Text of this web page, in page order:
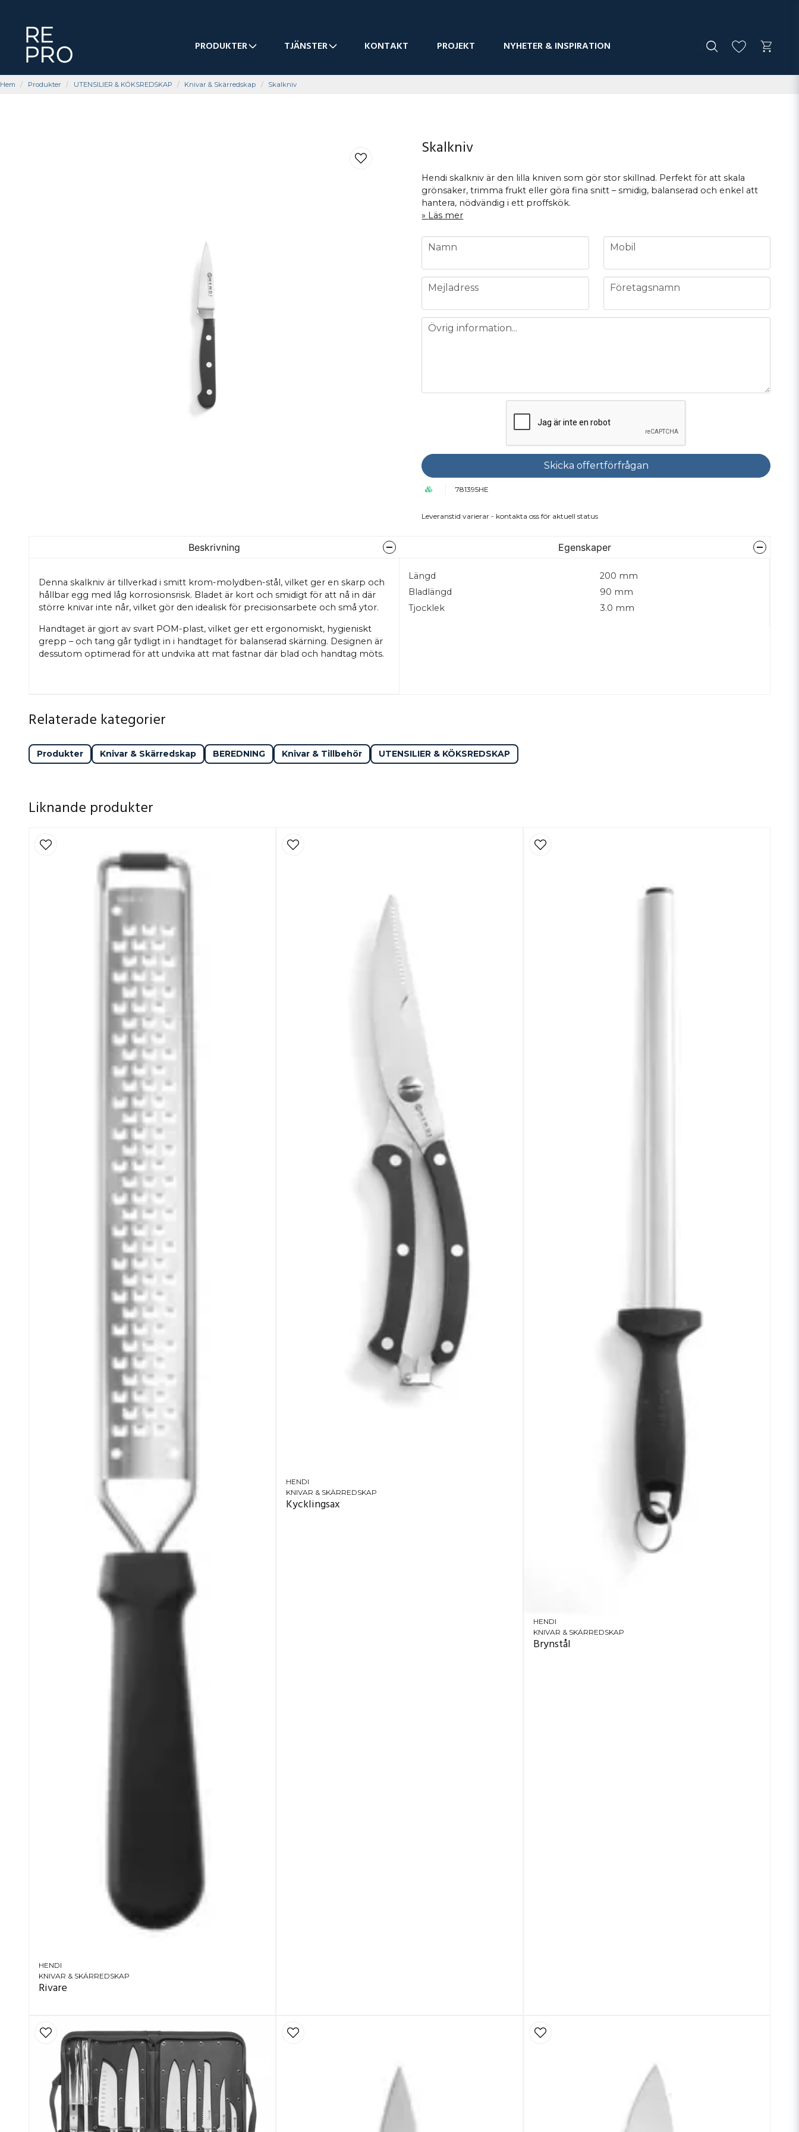
PRODUKTER TJÄNSTER KONTAKT PROJEKT NYHETER & INSPIRATION
Hem Produkter UTENSILIER & KÖKSREDSKAP Knivar & Skärredskap Skalkniv
Skalkniv
Hendi skalkniv är den lilla kniven som gör stor skillnad. Perfekt för att skala
grönsaker, trimma frukt eller göra fina snitt – smidig, balanserad och enkel att
hantera, nödvändig i ett proffskök.
Läs mer
name
Namn
email
Mejladress
phone
Mobil
company
Företagsnamn
message
Övrig information...
Skicka offertförfrågan
781395HE
Leveranstid varierar - kontakta oss för aktuell status
Beskrivning
Denna skalkniv är tillverkad i smitt krom-molydben-stål, vilket ger en skarp och
hållbar egg med låg korrosionsrisk. Bladet är kort och smidigt för att nå in där
större knivar inte når, vilket gör den idealisk för precisionsarbete och små ytor.
Handtaget är gjort av svart POM-plast, vilket ger ett ergonomiskt, hygieniskt
grepp – och tang går tydligt in i handtaget för balanserad skärning. Designen är
dessutom optimerad för att undvika att mat fastnar där blad och handtag möts.
Egenskaper
Längd
200 mm
Bladlängd
90 mm
Tjocklek
3.0 mm
Relaterade kategorier
Produkter Knivar & Skärredskap BEREDNING Knivar & Tillbehör UTENSILIER & KÖKSREDSKAP
Liknande produkter
HENDI
KNIVAR & SKÄRREDSKAP
Rivare
HENDI
KNIVAR & SKÄRREDSKAP
Kycklingsax
HENDI
KNIVAR & SKÄRREDSKAP
Brynstål